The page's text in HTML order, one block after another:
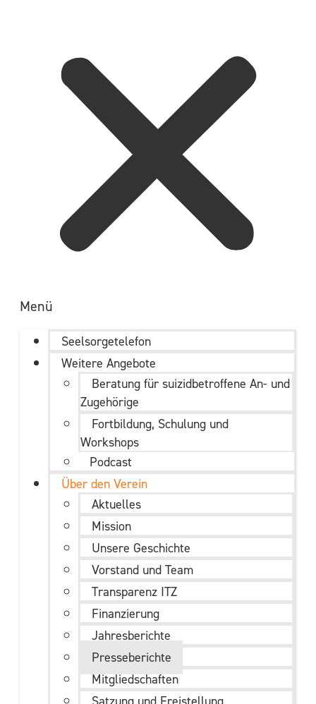
Menü
Seelsorgetelefon
Weitere Angebote
Beratung für suizidbetroffene An- und
Zugehörige
Fortbildung, Schulung und
Workshops
Podcast
Über den Verein
Aktuelles
Mission
Unsere Geschichte
Vorstand und Team
Transparenz ITZ
Finanzierung
Jahresberichte
Presseberichte
Mitgliedschaften